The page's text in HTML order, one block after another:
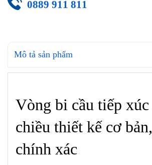
0889 911 811
Mô tả sản phẩm
Vòng bi cầu tiếp xúc
chiều thiết kế cơ
chính xác